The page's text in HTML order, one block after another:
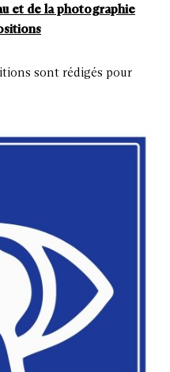
et de la photographie
sont rédigés pour